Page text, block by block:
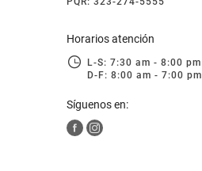
Horarios atención
L-S: 7:30 am - 8:00 pm
D-F: 8:00 am - 7:00 pm
Síguenos en: